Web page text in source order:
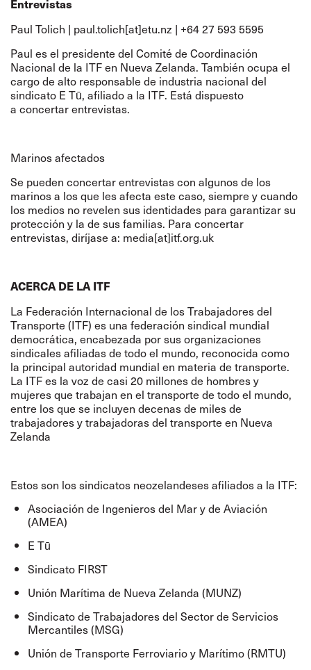
Entrevistas
Paul Tolich | paul.tolich[at]etu.nz | +64 27 593 5595
Paul es el presidente del Comité de Coordinación
Nacional de la ITF en Nueva Zelanda. También ocupa el
cargo de alto responsable de industria nacional del
sindicato E Tū, afiliado a la ITF. Está dispuesto
a concertar entrevistas.
Marinos afectados
Se pueden concertar entrevistas con algunos de los
marinos a los que les afecta este caso, siempre y cuando
los medios no revelen sus identidades para garantizar su
protección y la de sus familias. Para concertar
entrevistas, diríjase a: media[at]itf.org.uk
ACERCA DE LA ITF
La Federación Internacional de los Trabajadores del
Transporte (ITF) es una federación sindical mundial
democrática, encabezada por sus organizaciones
sindicales afiliadas de todo el mundo, reconocida como
la principal autoridad mundial en materia de transporte.
La ITF es la voz de casi 20 millones de hombres y
mujeres que trabajan en el transporte de todo el mundo,
entre los que se incluyen decenas de miles de
trabajadores y trabajadoras del transporte en Nueva
Zelanda
Estos son los sindicatos neozelandeses afiliados a la ITF:
Asociación de Ingenieros del Mar y de Aviación
(AMEA)
E Tū
Sindicato FIRST
Unión Marítima de Nueva Zelanda (MUNZ)
Sindicato de Trabajadores del Sector de Servicios
Mercantiles (MSG)
Unión de Transporte Ferroviario y Marítimo (RMTU)